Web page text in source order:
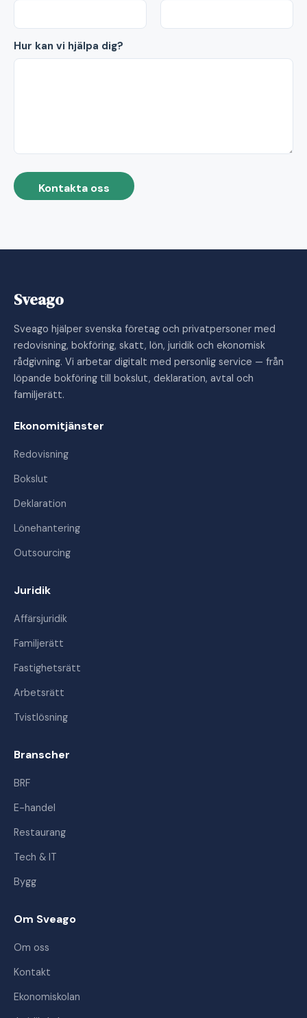
Hur kan vi hjälpa dig?
Kontakta oss
Sveago
Sveago hjälper svenska företag och privatpersoner med
redovisning, bokföring, skatt, lön, juridik och ekonomisk
rådgivning. Vi arbetar digitalt med personlig service — från
löpande bokföring till bokslut, deklaration, avtal och
familjerätt.
Ekonomitjänster
Redovisning
Bokslut
Deklaration
Lönehantering
Outsourcing
Juridik
Affärsjuridik
Familjerätt
Fastighetsrätt
Arbetsrätt
Tvistlösning
Branscher
BRF
E-handel
Restaurang
Tech & IT
Bygg
Om Sveago
Om oss
Kontakt
Ekonomiskolan